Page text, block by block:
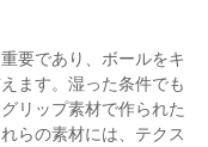
要であり、ボールをキ
ます。湿った条件でも
リップ素材で作られた
らの素材には、テクス